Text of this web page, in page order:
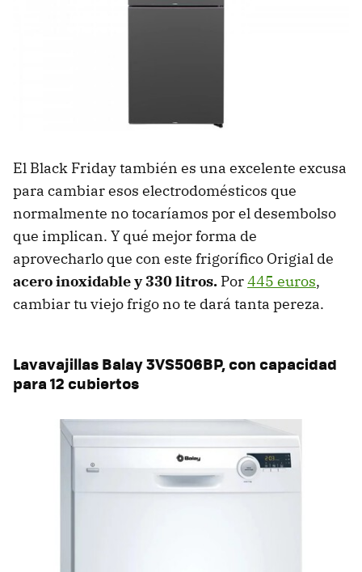
El Black Friday también es una excelente excusa
para cambiar esos electrodomésticos que
normalmente no tocaríamos por el desembolso
que implican. Y qué mejor forma de
aprovecharlo que con este frigorífico Origial de
acero inoxidable y 330 litros. Por445 euros,
cambiar tu viejo frigo no te dará tanta pereza.
Lavavajillas Balay 3VS506BP, con capacidad
para 12 cubiertos